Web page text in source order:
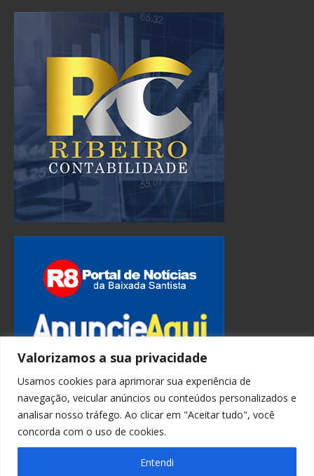
Valorizamos a sua privacidade
Usamos cookies para aprimorar sua experiência de
navegação, veicular anúncios ou conteúdos personalizados e
analisar nosso tráfego. Ao clicar em "Aceitar tudo", você
concorda com o uso de cookies.
Entendi